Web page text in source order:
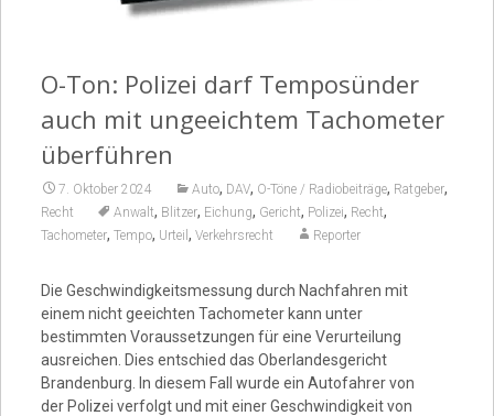
O-Ton: Polizei darf Temposünder
auch mit ungeeichtem Tachometer
überführen
7. Oktober 2024 Auto, DAV, O-Töne / Radiobeiträge, Ratgeber,
Recht Anwalt, Blitzer, Eichung, Gericht, Polizei, Recht,
Tachometer, Tempo, Urteil , Verkehrsrecht Reporter
Die Geschwindigkeitsmessung durch Nachfahren mit
einem nicht geeichten Tachometer kann unter
bestimmten Voraussetzungen für eine Verurteilung
ausreichen. Dies entschied das Oberlandesgericht
Brandenburg. In diesem Fall wurde ein Autofahrer von
der Polizei verfolgt und mit einer Geschwindigkeit von